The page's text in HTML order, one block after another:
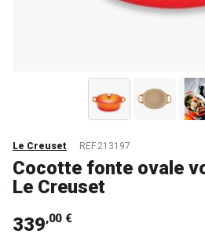
Le Creuset REF.213197
Cocotte fonte ovale
Le Creuset
339,00 €